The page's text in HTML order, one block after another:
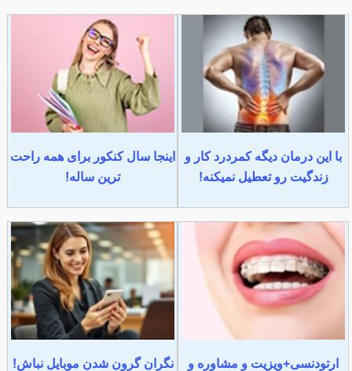
با این درمان دیگه کمردرد کار و
زندگیت رو تعطیل نمیکنه!
اینجا سال کنکور برای همه راحت
ترین ساله!
ارتودنسی+ویزیت و مشاوره و نگران گرون شدن موبایل نباش!